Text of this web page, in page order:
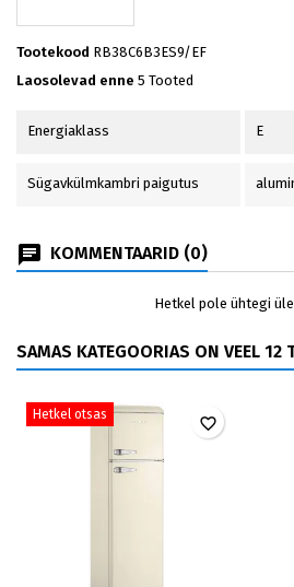
Tootekood RB38C6B3ES9/EF
Laosolevad enne 5 Tooted
Energiaklass E
Sügavkülmkambri paigutus
KOMMENTAARID (0)
Hetkel pole ühtegi
SAMAS KATEGOORIAS ON VEEL 12
Hetkel otsas favorite_border